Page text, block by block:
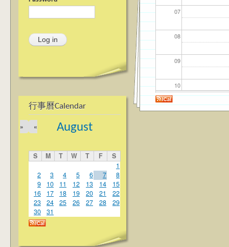
行事曆Calendar
August
«
»
S M T W T F
S
1
2
3 4 5 6 7
8
9
10 11 12 13 14
15
16
17 18 19 20 21
22
23
24 25 26 27 28
29
30
31
07
08
09
10
11